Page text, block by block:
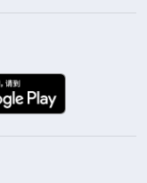
说话，还能歪曲
透，就是个自私
话说不让人凭情
着吗？能实行真
三）・关于神话
道交通》看了讲